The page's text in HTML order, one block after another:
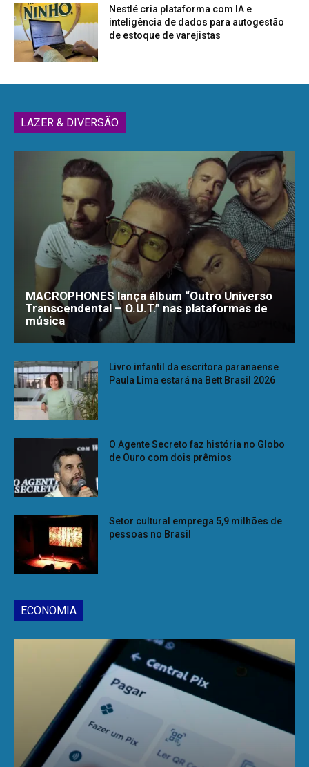
Nestlé cria plataforma com IA e
inteligência de dados para autogestão
de estoque de varejistas
LAZER & DIVERSÃO
MACROPHONES lança álbum “Outro Universo
Transcendental – O.U.T.” nas plataformas de
música
Livro infantil da escritora paranaense
Paula Lima estará na Bett Brasil 2026
O Agente Secreto faz história no Globo
de Ouro com dois prêmios
Setor cultural emprega 5,9 milhões de
pessoas no Brasil
ECONOMIA